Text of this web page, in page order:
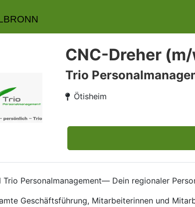
CNC-Dreher
Trio
Ötisheim
Trio Personalmanagement— Dein regionaler
Geschäftsführung, Mitarbeiterinnen und